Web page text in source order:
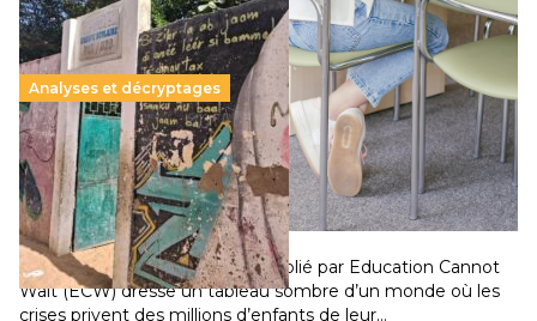
Analyses et décryptages
258 millions d’enfants victimes de la guerre, des
chocs climatiques et des déplacements de
population
11 juillet 2026- National
Un nouveau rapport mondial publié par Education Cannot
Wait (ECW) dresse un tableau sombre d’un monde où les
crises privent des millions d’enfants de leur…